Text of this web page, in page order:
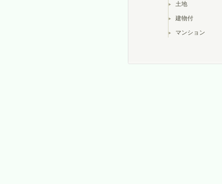
土地
建物付
マンション